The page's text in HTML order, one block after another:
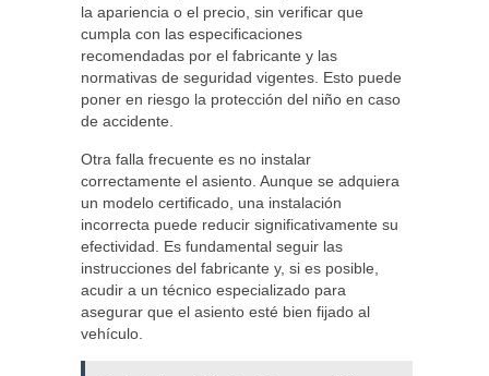
la apariencia o el precio, sin verificar que
cumpla con las especificaciones
recomendadas por el fabricante y las
normativas de seguridad vigentes. Esto puede
poner en riesgo la protección del niño en caso
de accidente.
Otra falla frecuente es no instalar
correctamente el asiento. Aunque se adquiera
un modelo certificado, una instalación
incorrecta puede reducir significativamente su
efectividad. Es fundamental seguir las
instrucciones del fabricante y, si es posible,
acudir a un técnico especializado para
asegurar que el asiento esté bien fijado al
vehículo.